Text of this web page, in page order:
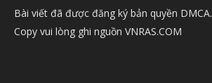
Bài viết đã được đăng ký bản quyền DMCA.
Copy vui lòng ghi nguồn VNRAS.COM